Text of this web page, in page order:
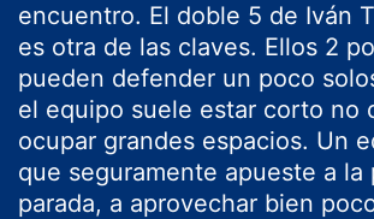
encuentro. El doble 5 de Iván
es otra de las claves. Ellos 2
pueden defender un poco
el equipo suele estar corto no
ocupar grandes espacios. Un
que seguramente apueste a la
parada, a aprovechar bien